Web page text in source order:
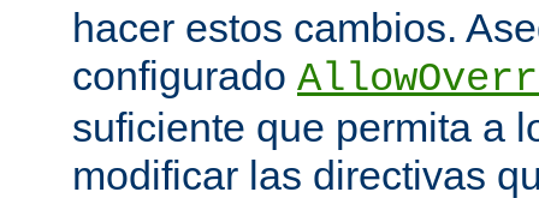
hacer estos cambios.
configurado
suficiente que permita a
modificar las directivas